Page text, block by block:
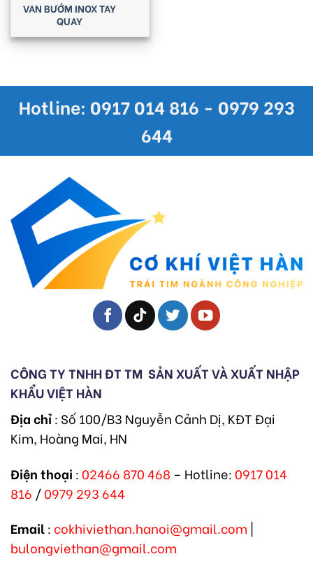
VAN BƯỚM INOX TAY
QUAY
Hotline: 0917 014 816 - 0979 293
644
CÔNG TY TNHH ĐT TM SẢN XUẤT VÀ XUẤT NHẬP
KHẨU VIỆT HÀN
Địa chỉ: Số 100/B3 Nguyễn Cảnh Dị, KĐT Đại
Kim, Hoàng Mai, HN
Điện thoại : 02466 870 468 – Hotline: 0917 014
816 /0979 293 644
Email: cokhiviethan.hanoi@gmail.com
bulongviethan@gmail.com